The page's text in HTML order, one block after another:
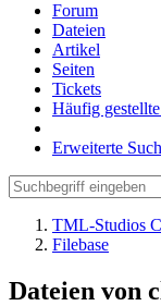
Forum
Dateien
Artikel
Seiten
Tickets
Häufig
Erweiterte
TML-Studios
Filebase
Dateien von